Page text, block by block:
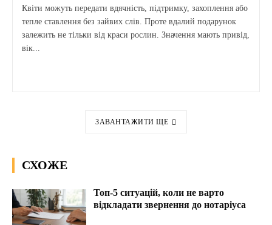
Квіти можуть передати вдячність, підтримку, захоплення або
тепле ставлення без зайвих слів. Проте вдалий подарунок
залежить не тільки від краси рослин. Значення мають привід,
вік...
ЗАВАНТАЖИТИ ЩЕ
СХОЖЕ
Топ-5 ситуацій, коли не варто
відкладати звернення до нотаріуса